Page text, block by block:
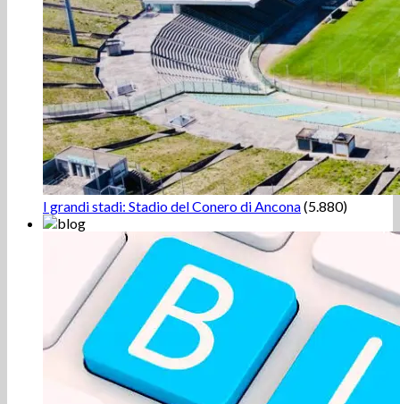
I grandi stadi: Stadio del Conero di Ancona(5.880)